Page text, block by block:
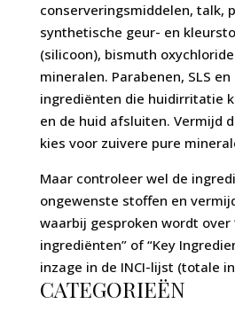
conserveringsmiddelen, talk,
synthetische geur- en
(silicoon), bismuth
mineralen. Parabenen, SLS
ingrediënten die huidirritatie
en de huid afsluiten. Vermijd
kies voor zuivere pure
Maar controleer wel de
ongewenste stoffen en
waarbij gesproken wordt over
ingrediënten” of “Key
inzage in de INCI-lijst (totale
CATEGORIEËN